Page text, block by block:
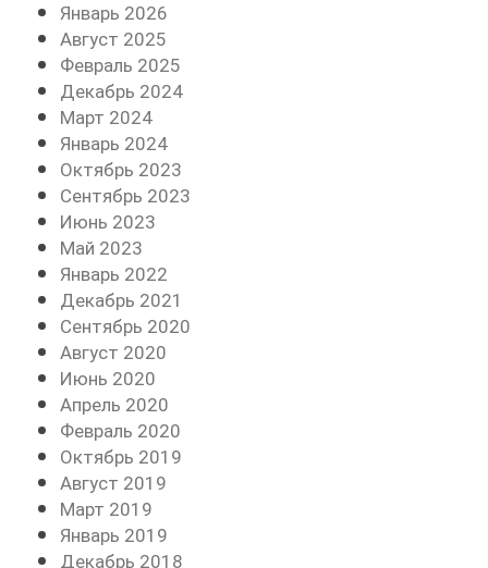
Январь 2026
Август 2025
Февраль 2025
Декабрь 2024
Март 2024
Январь 2024
Октябрь 2023
Сентябрь 2023
Июнь 2023
Май 2023
Январь 2022
Декабрь 2021
Сентябрь 2020
Август 2020
Июнь 2020
Апрель 2020
Февраль 2020
Октябрь 2019
Август 2019
Март 2019
Январь 2019
Декабрь 2018